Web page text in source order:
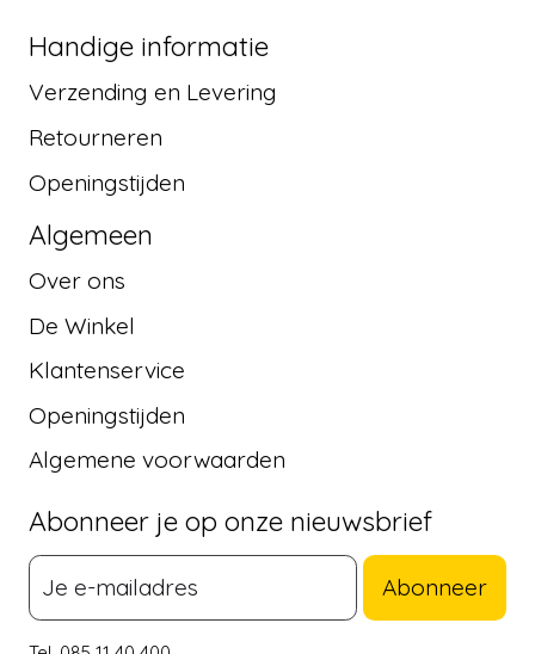
Handige informatie
Verzending en Levering
Retourneren
Openingstijden
Algemeen
Over ons
De Winkel
Klantenservice
Openingstijden
Algemene voorwaarden
Abonneer je op onze nieuwsbrief
Abonneer